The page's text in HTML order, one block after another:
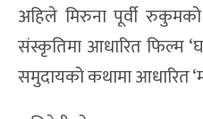
अहिले मिरुना पूर्वी
संस्कृतिमा आधारित फिल्म
समुदायको कथामा आधारित